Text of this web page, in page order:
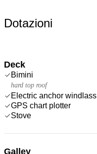
Dotazioni
Deck
Bimini
hard top roof
Electric anchor windlass
GPS chart plotter
Stove
Galley